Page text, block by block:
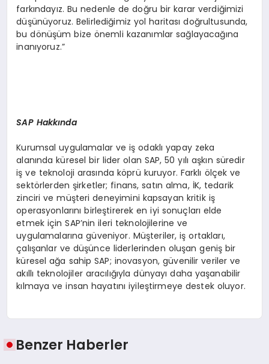
farkındayız. Bu nedenle de doğru bir karar verdiğimizi
düşünüyoruz. Belirlediğimiz yol haritası doğrultusunda,
bu dönüşüm bize önemli kazanımlar sağlayacağına
inanıyoruz.”
SAP Hakkında
Kurumsal uygulamalar ve iş odaklı yapay zeka
alanında küresel bir lider olan SAP, 50 yılı aşkın süredir
iş ve teknoloji arasında köprü kuruyor. Farklı ölçek ve
sektörlerden şirketler; finans, satın alma, İK, tedarik
zinciri ve müşteri deneyimini kapsayan kritik iş
operasyonlarını birleştirerek en iyi sonuçları elde
etmek için SAP’nin ileri teknolojilerine ve
uygulamalarına güveniyor. Müşteriler, iş ortakları,
çalışanlar ve düşünce liderlerinden oluşan geniş bir
küresel ağa sahip SAP; inovasyon, güvenilir veriler ve
akıllı teknolojiler aracılığıyla dünyayı daha yaşanabilir
kılmaya ve insan hayatını iyileştirmeye destek oluyor.
Benzer Haberler